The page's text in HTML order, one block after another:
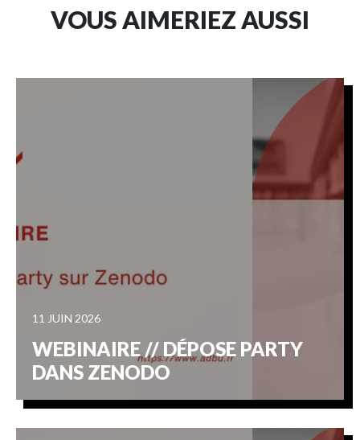
VOUS AIMERIEZ AUSSI
11 JUIN 2026
WEBINAIRE // DÉPOSE PARTY
DANS ZENODO